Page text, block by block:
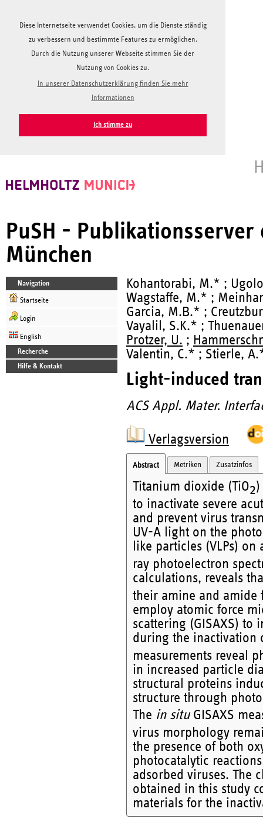
Diese Internetseite verwendet Cookies, um die Dienste ständig
zu verbessern und bestimmte Features zu ermöglichen.
Durch die Nutzung unserer Webseite stimmen Sie der
Nutzung von Cookies zu.
In unserer Datenschutzerklärung finden Sie mehr
Informationen
Ich stimme zu
PuSH -
München
Navigation
Startseite
Login
English
Recherche
Hilfe & Kontakt
Kohantorabi, M.* ;
Wagstaffe, M.* ;
Garcia, M.B.* ;
Vayalil, S.K.* ;
Protzer, U. ;
Valentin, C.* ; Stierle,
Light-induced
ACS Appl. Mater.
Verlagsversion
Abstract Metriken Zusatzinfos
Titanium dioxide (TiO2
to inactivate severe
and prevent virus
UV-A light on the
like particles (VLPs) on
ray photoelectron
calculations, reveals
their amine and amide
employ atomic force
scattering (GISAXS) to
during the inactivation
measurements reveal
in increased particle
structural proteins
structure through
The in situGISAXS
virus morphology
the presence of both
photocatalytic
adsorbed viruses. The
obtained in this study
materials for the